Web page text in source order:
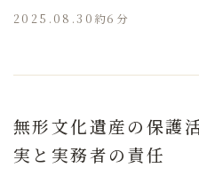
2025.08.30 約6分
無形文化遺産の保護
実と実務者の責任